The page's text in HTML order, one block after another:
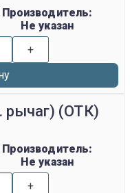
Производитель:
Не указан
+
рычаг) (ОТК)
Производитель:
Не указан
+